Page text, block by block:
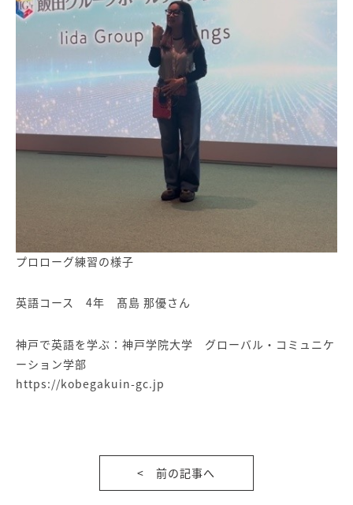
プロローグ練習の様子
英語コース 4年 髙島 那優さん
神戸で英語を学ぶ：神戸学院大学 グローバル・コミュニケ
ーション学部
https://kobegakuin-gc.jp
< 前の記事へ